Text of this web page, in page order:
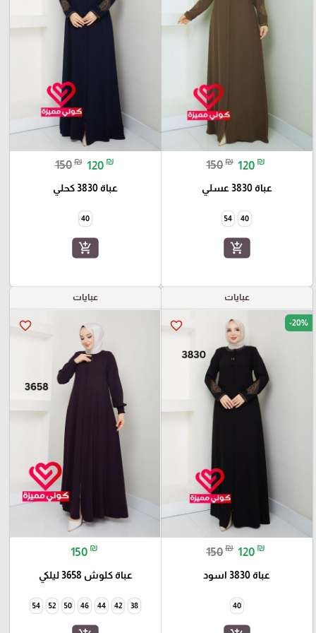
150₪ 120 ₪
عباة 3830 عسلي
40
54
add_shopping_cart
150₪ 120 ₪
عباة 3830 كحلي
40
add_shopping_cart
عبايات
favorite_border -20%
150₪ 120 ₪
عباة 3830 اسود
40
عبايات
favorite_border
150 ₪
عباة كلوش 3658 ليلكي
38
42
44
46
50
52
54